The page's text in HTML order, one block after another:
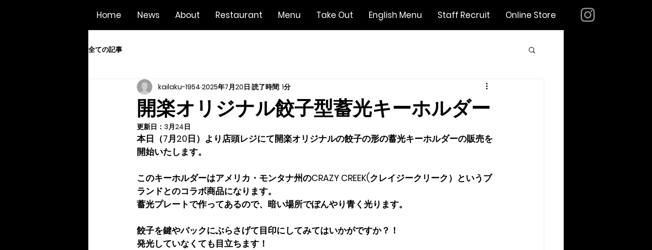
Home News About Restaurant Menu Take Out English Menu Staff Recruit Online Store
全ての記事
開楽オリジナル餃子型蓄光キーホルダー
kailaku-1954 2025年7月20日 読了時間: 1分
更新日： 3月24日
本日（7月20日）より店頭レジにて開楽オリジナルの餃子の形の蓄光キーホルダーの販売を
開始いたします。
このキーホルダーはアメリカ・モンタナ州のCRAZY CREEK(クレイジークリーク）というブ
ランドとのコラボ商品になります。
蓄光プレートで作ってあるので、暗い場所でぼんやり青く光ります。
餃子を鍵やバックにぶらさげて目印にしてみてはいかがですか？！
発光していなくても目立ちます！